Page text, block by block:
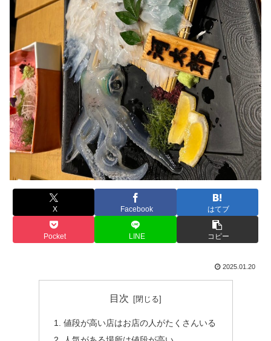
X Facebook はてブ
Pocket LINE コピー
2025.01.20
目次
値段が高い店はお店の人がたくさんいる